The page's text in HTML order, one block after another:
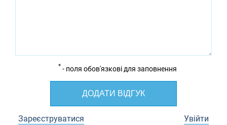
* - поля обов'язкові для заповнення
ДОДАТИ ВІДГУК
Зареєструватися Увійти